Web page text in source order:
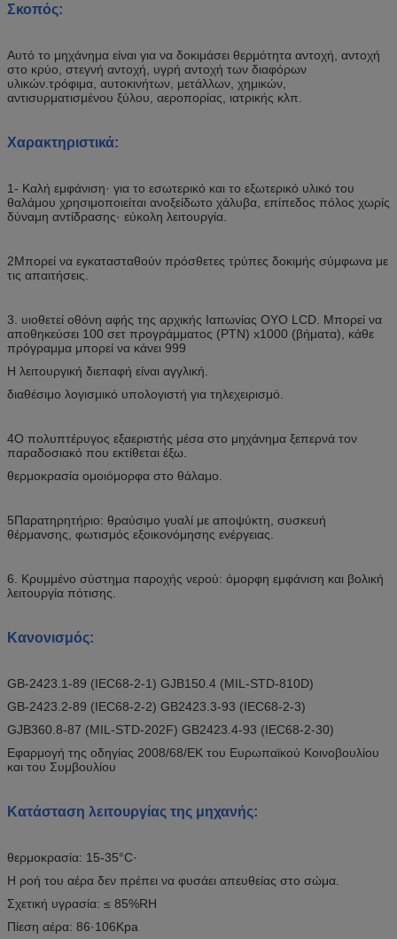
Σκοπός:
Αυτό το μηχάνημα είναι για να δοκιμάσει θερμότητα αντοχή, αντοχή
στο κρύο, στεγνή αντοχή, υγρή αντοχή των διαφόρων
υλικών.τρόφιμα, αυτοκινήτων, μετάλλων, χημικών,
αντισυρματισμένου ξύλου, αεροπορίας, ιατρικής κλπ.
Χαρακτηριστικά:
1- Καλή εμφάνιση· για το εσωτερικό και το εξωτερικό υλικό του
θαλάμου χρησιμοποιείται ανοξείδωτο χάλυβα, επίπεδος πόλος χωρίς
δύναμη αντίδρασης· εύκολη λειτουργία.
2Μπορεί να εγκατασταθούν πρόσθετες τρύπες δοκιμής σύμφωνα με
τις απαιτήσεις.
3. υιοθετεί οθόνη αφής της αρχικής Ιαπωνίας OYO LCD. Μπορεί να
αποθηκεύσει 100 σετ προγράμματος (PTN) x1000 (βήματα), κάθε
πρόγραμμα μπορεί να κάνει 999
Η λειτουργική διεπαφή είναι αγγλική.
διαθέσιμο λογισμικό υπολογιστή για τηλεχειρισμό.
4Ο πολυπτέρυγος εξαεριστής μέσα στο μηχάνημα ξεπερνά τον
παραδοσιακό που εκτίθεται έξω.
θερμοκρασία ομοιόμορφα στο θάλαμο.
5Παρατηρητήριο: θραύσιμο γυαλί με αποψύκτη, συσκευή
θέρμανσης, φωτισμός εξοικονόμησης ενέργειας.
6. Κρυμμένο σύστημα παροχής νερού: όμορφη εμφάνιση και βολική
λειτουργία πότισης.
Κανονισμός:
GB-2423.1-89 (IEC68-2-1) GJB150.4 (MIL-STD-810D)
GB-2423.2-89 (IEC68-2-2) GB2423.3-93 (IEC68-2-3)
GJB360.8-87 (MIL-STD-202F) GB2423.4-93 (IEC68-2-30)
Εφαρμογή της οδηγίας 2008/68/ΕΚ του Ευρωπαϊκού Κοινοβουλίου
και του Συμβουλίου
Κατάσταση λειτουργίας της μηχανής:
θερμοκρασία: 15-35°C·
Η ροή του αέρα δεν πρέπει να φυσάει απευθείας στο σώμα.
Σχετική υγρασία: ≤ 85%RH
Πίεση αέρα: 86·106Kpa